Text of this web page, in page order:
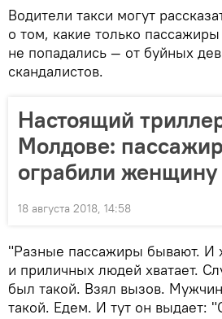
Водители такси могут
о том, какие только
не попадались — от буйных
скандалистов.
Настоящий
Молдове:
ограбили женщину
18 августа 2018, 14:58
"Разные пассажиры бывают. И
и приличных людей хватает.
был такой. Взял вызов.
такой. Едем. И тут он выдает: